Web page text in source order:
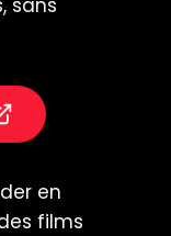
sans
en
films